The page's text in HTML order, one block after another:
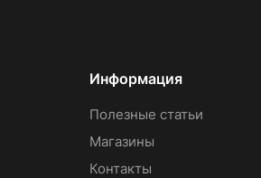
Информация
Полезные статьи
Магазины
Контакты